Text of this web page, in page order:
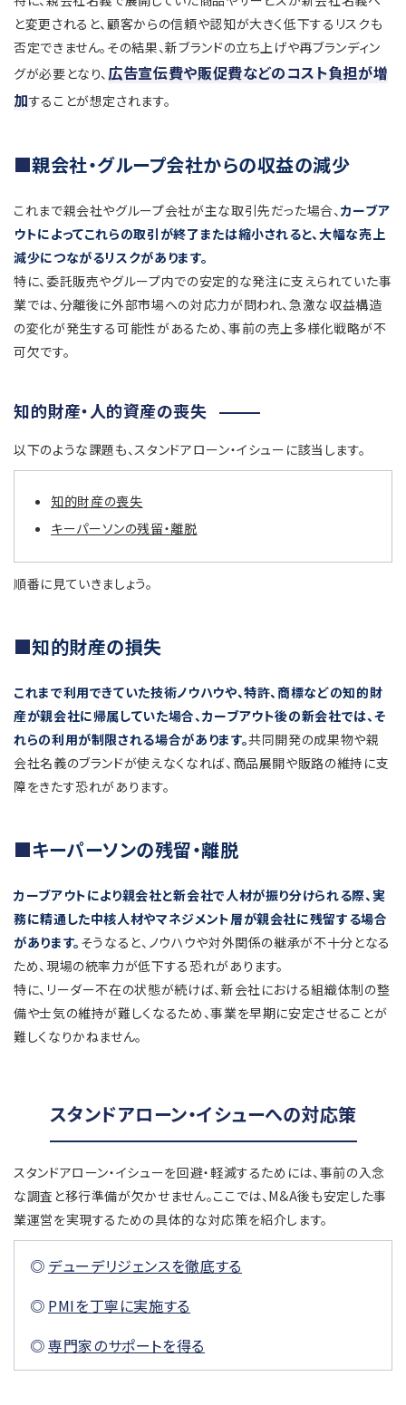
と変更されると、顧客からの信頼や認知が大きく低下するリスクも
否定できません。その結果、新ブランドの立ち上げや再ブランディン
グが必要となり、 広告宣伝費や販促費などのコスト負担が増
加することが想定されます。
親会社・グループ会社からの収益の減少
これまで親会社やグループ会社が主な取引先だった場合、カーブア
ウトによってこれらの取引が終了または縮小されると、大幅な売上
減少につながるリスクがあります。
特に、委託販売やグループ内での安定的な発注に支えられていた事
業では、分離後に外部市場への対応力が問われ、急激な収益構造
の変化が発生する可能性があるため、事前の売上多様化戦略が不
可欠です。
知的財産・人的資産の喪失
以下のような課題も、スタンドアローン・イシューに該当します。
知的財産の喪失
キーパーソンの残留・離脱
順番に見ていきましょう。
知的財産の損失
これまで利用できていた技術ノウハウや、特許、商標などの知的財
産が親会社に帰属していた場合、カーブアウト後の新会社では、そ
れらの利用が制限される場合があります。共同開発の成果物や親
会社名義のブランドが使えなくなれば、商品展開や販路の維持に支
障をきたす恐れがあります。
キーパーソンの残留・離脱
カーブアウトにより親会社と新会社で人材が振り分けられる際、実
務に精通した中核人材やマネジメント層が親会社に残留する場合
があります。 そうなると、ノウハウや対外関係の継承が不十分となる
ため、現場の統率力が低下する恐れがあります。
特に、リーダー不在の状態が続けば、新会社における組織体制の整
備や士気の維持が難しくなるため、事業を早期に安定させることが
難しくなりかねません。
スタンドアローン・イシューへの対応策
スタンドアローン・イシューを回避・軽減するためには、事前の入念
な調査と移行準備が欠かせません。ここでは、M&A後も安定した事
業運営を実現するための具体的な対応策を紹介します。
デューデリジェンスを徹底する
PMIを丁寧に実施する
専門家のサポートを得る